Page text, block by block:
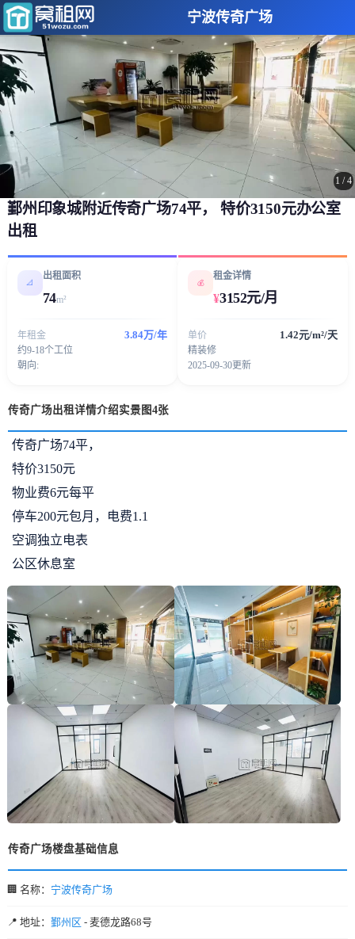
宁波传奇广场
1 /4
鄞州印象城附近传奇广场74平， 特价3150元办公室
出租
📐
出租面积
74m²
年租金 3.84万/年
约9-18个工位
朝向:
💰
租金详情
¥3152元/月
单价 1.42元/m²/天
精装修
2025-09-30更新
传奇广场出租详情介绍实景图4张
传奇广场74平，
特价3150元
物业费6元每平
停车200元包月，电费1.1
空调独立电表
公区休息室
传奇广场楼盘基础信息
🏢 名称： 宁波传奇广场
📍 地址： 鄞州区 - 麦德龙路68号